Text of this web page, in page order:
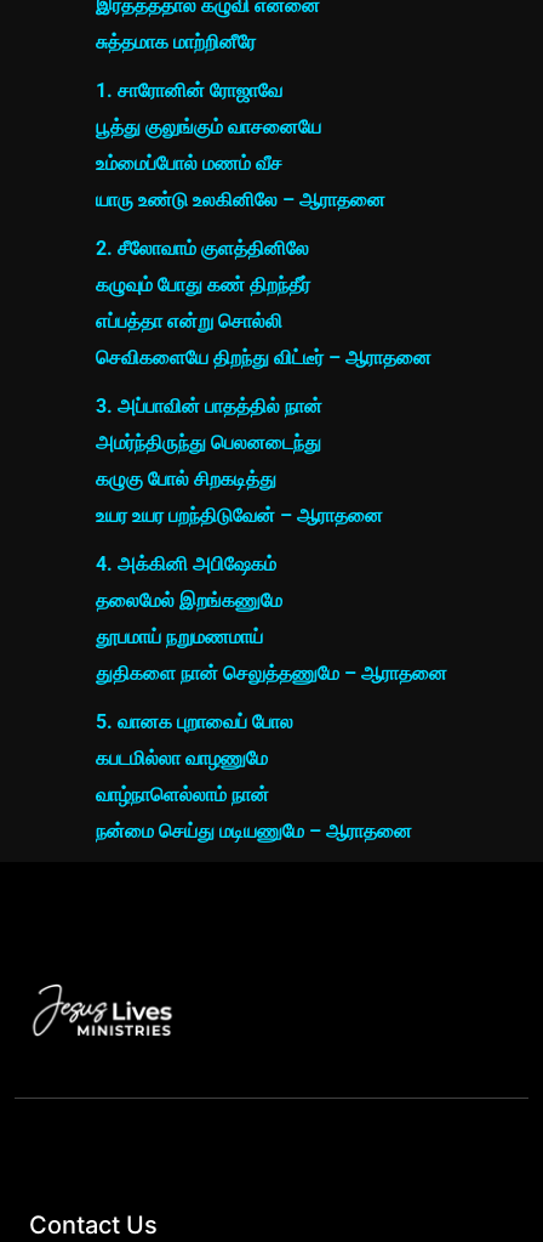
இரத்தத்தால் கழுவி என்னை
சுத்தமாக மாற்றினீரே
1. சாரோனின் ரோஜாவே
பூத்து குலுங்கும் வாசனையே
உம்மைப்போல் மணம் வீச
யாரு உண்டு உலகினிலே – ஆராதனை
2. சீலோவாம் குளத்தினிலே
கழுவும் போது கண் திறந்தீர்
எப்பத்தா என்று சொல்லி
செவிகளையே திறந்து விட்டீர் – ஆராதனை
3. அப்பாவின் பாதத்தில் நான்
அமர்ந்திருந்து பெலனடைந்து
கழுகு போல் சிறகடித்து
உயர உயர பறந்திடுவேன் – ஆராதனை
4. அக்கினி அபிஷேகம்
தலைமேல் இறங்கணுமே
தூபமாய் நறுமணமாய்
துதிகளை நான் செலுத்தணுமே – ஆராதனை
5. வானக புறாவைப் போல
கபடமில்லா வாழணுமே
வாழ்நாளெல்லாம் நான்
நன்மை செய்து மடியணுமே – ஆராதனை
Contact Us